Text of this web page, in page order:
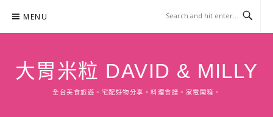
content
MENU
大胃米粒 DAVID & MILLY
全台美食旅遊。宅配好物分享。料理食譜。家電開箱。